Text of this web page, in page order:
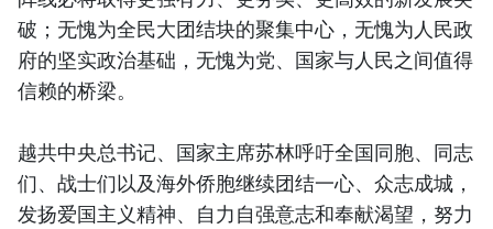
破；无愧为全民大团结块的聚集中心，无愧为人民政
府的坚实政治基础，无愧为党、国家与人民之间值得
信赖的桥梁。
越共中央总书记、国家主席苏林呼吁全国同胞、同志
们、战士们以及海外侨胞继续团结一心、众志成城，
发扬爱国主义精神、自力自强意志和奉献渴望，努力